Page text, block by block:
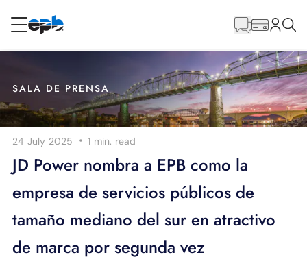
Internet
Energía
Televisión
principal
SALA DE PRENSA
24 July 2025 ·1 min. read
JD Power nombra a EPB como la
empresa de servicios públicos de
tamaño mediano del sur en atractivo
de marca por segunda vez